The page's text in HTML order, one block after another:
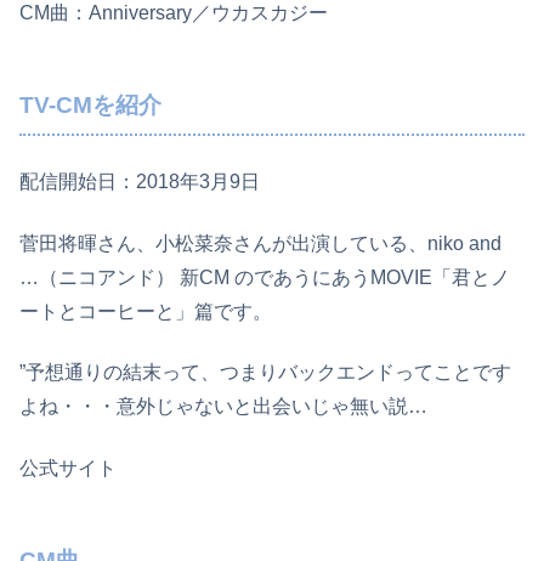
CM曲：Anniversary／ウカスカジー
TV-CMを紹介
配信開始日：2018年3月9日
菅田将暉さん、小松菜奈さんが出演している、niko and
…（ニコアンド） 新CM のであうにあうMOVIE「君とノ
ートとコーヒーと」篇です。
”予想通りの結末って、つまりバックエンドってことです
よね・・・意外じゃないと出会いじゃ無い説…
公式サイト